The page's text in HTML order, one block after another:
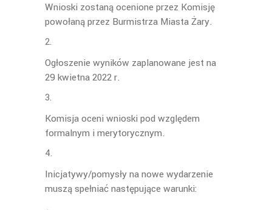
Wnioski zostaną ocenione przez Komisję
powołaną przez Burmistrza Miasta Żary.
Ogłoszenie wyników zaplanowane jest na
29 kwietna 2022 r.
Komisja oceni wnioski pod względem
formalnym i merytorycznym.
Inicjatywy/pomysły na nowe wydarzenie
muszą spełniać następujące warunki: